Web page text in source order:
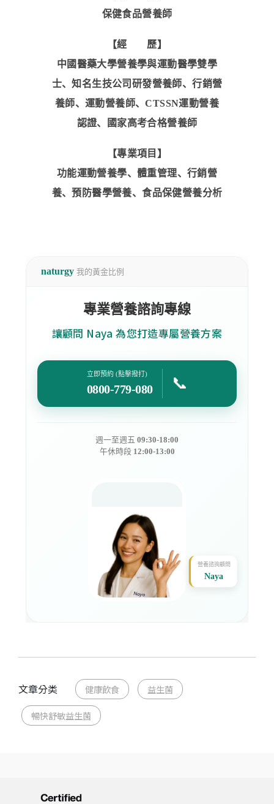
保健食品營養師
【經 歷】
中國醫藥大學營養學與運動醫學雙學
士、知名生技公司研發營養師、行銷營
養師、運動營養師、CTSSN運動營養
認證、國家高考合格營養師
【專業項目】
功能運動營養學、體重管理、行銷營
養、預防醫學營養、食品保健營養分析
naturgy 我的黃金比例
專業營養諮詢專線
讓顧問 Naya 為您打造專屬營養方案
立即預約 (點擊撥打)
0800-779-080 📞
週一至週五 09:30-18:00
午休時段 12:00-13:00
營養諮詢顧問
Naya
文章分类 健康飲食 益生菌
暢快舒敏益生菌